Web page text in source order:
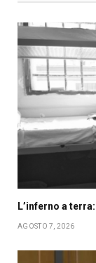
L’inferno a
AGOSTO 7, 2026